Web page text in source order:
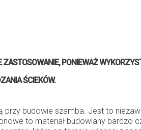
ZASTOSOWANIE, PONIEWAŻ
ŚCIEKÓW.
przy budowie szamba. Jest to
to materiał budowlany bardzo